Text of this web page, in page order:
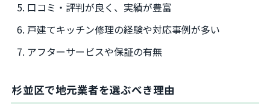
口コミ・評判が良く、実績が豊富
戸建てキッチン修理の経験や対応事例が多い
アフターサービスや保証の有無
杉並区で地元業者を選ぶべき理由